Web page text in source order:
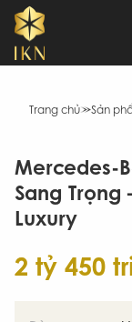
Trang chủ Sản
Mercedes-
Sang Trọng
Luxury
2 tỷ 450